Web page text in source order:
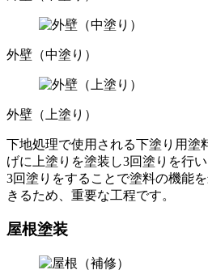
外壁（中塗り）
外壁（上塗り）
下地処理で使用される下塗り用塗
げに上塗りを塗装し3回塗りを行い
3回塗りをすることで塗料の機能
きるため、重要な工程です。
屋根塗装